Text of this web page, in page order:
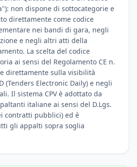
non dispone di sottocategorie e
direttamente come codice
nei bandi di gara, negli
e negli altri atti della
La scelta del codice
ai sensi del Regolamento CE n.
direttamente sulla visibilità
(Tenders Electronic Daily) e negli
Il sistema CPV è adottato da
italiane ai sensi del D.Lgs.
contratti pubblici) ed è
gli appalti sopra soglia